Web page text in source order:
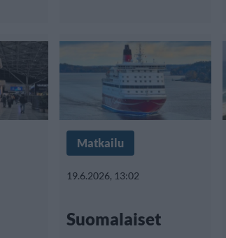
Matkailu
19.6.2026, 13:02
Suomalaiset